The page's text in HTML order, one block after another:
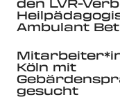
Ambulant
Köln mit
gesucht